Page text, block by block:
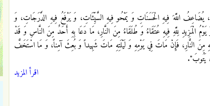
يُضَاعِفُ اللَّهَ فِيهِ الْحَسَنَاتِ وَ يَمْحُو فِيهِ السَّيِّئَاتِ، وَ يَرْفَعُ فِيهِ الدَّرَجَاتِ، وَ
الْمَزِيدِ لِلَّهِ فِيهِ عُتَقَاءُ وَ طُلَقَاءُ مِنَ النَّارِ، مَا دَعَا بِهِ أَحَدٌ مِنَ النَّاسِ وَ قَدْ
النَّارِ، فَإِنْ مَاتَ فِي يَوْمِهِ وَ لَيْلَتِهِ مَاتَ شَهِيداً وَ بُعِثَ آمِناً، وَ مَا اسْتَخَفَّ
يَتُوبَ".
اقرأ المزيد